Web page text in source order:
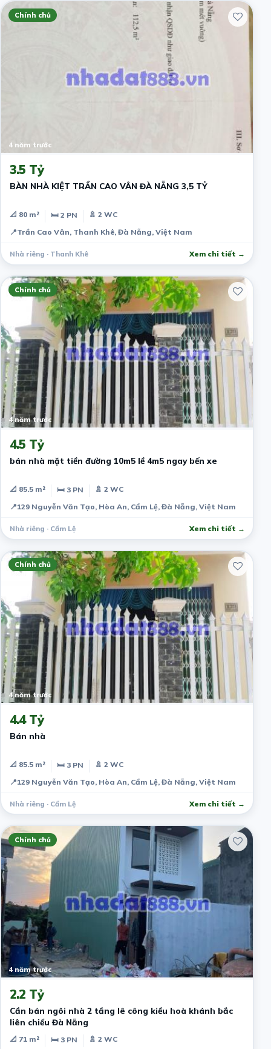
Chính chủ
4 năm trước
3.5 Tỷ
BÀN NHÀ KIỆT TRẦN CAO VÂN ĐÀ NẴNG 3,5 TỶ
📐 80 m² 🛏 2 PN
🚿 2 WC
📍Trần Cao Vân, Thanh Khê, Đà Nẵng, Việt Nam
Nhà riêng · Thanh Khê Xem chi tiết →
Chính chủ
4 năm trước
4.5 Tỷ
bán nhà mặt tiền đường 10m5 lề 4m5 ngay bến xe
📐 85.5 m² 🛏 3 PN
🚿 2 WC
📍129 Nguyễn Văn Tạo, Hòa An, Cẩm Lệ, Đà Nẵng, Việt Nam
Nhà riêng · Cẩm Lệ Xem chi tiết →
Chính chủ
4 năm trước
4.4 Tỷ
Bán nhà
📐 85.5 m² 🛏 3 PN
🚿 2 WC
📍129 Nguyễn Văn Tạo, Hòa An, Cẩm Lệ, Đà Nẵng, Việt Nam
Nhà riêng · Cẩm Lệ Xem chi tiết →
Chính chủ
4 năm trước
2.2 Tỷ
Cần bán ngôi nhà 2 tầng lê công kiều hoà khánh bắc
liên chiểu Đà Nẵng
📐 71 m² 🛏 3 PN
🚿 2 WC